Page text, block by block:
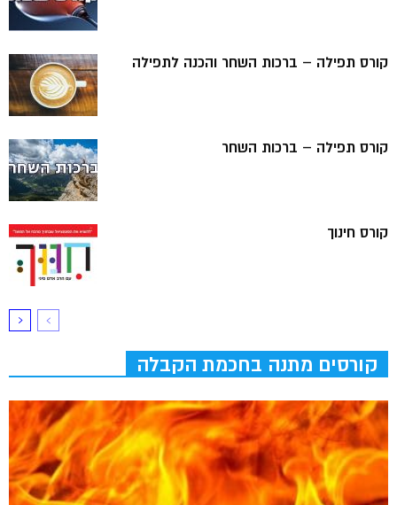
קורס תפילה – ברכות השחר והכנה לתפילה
קורס תפילה – ברכות השחר
קורס חינוך
קורסים מתנה בחכמת הקבלה